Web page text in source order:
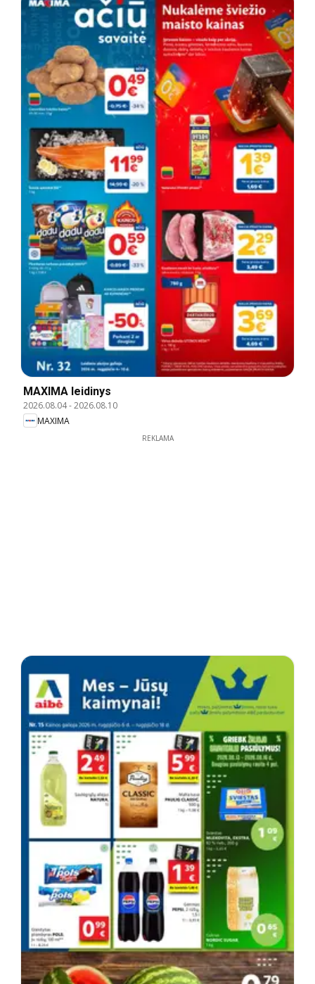
MAXIMA leidinys
2026.08.04-2026.08.10
MAXIMA
REKLAMA